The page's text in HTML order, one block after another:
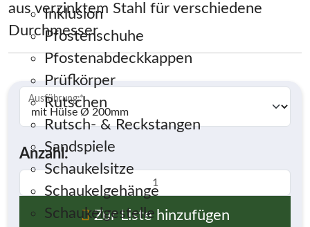
Inklusion
Pfostenschuhe
Pfostenabdeckkappen
Prüfkörper
Rutschen
Rutsch- & Reckstangen
Sandspiele
Schaukelsitze
Schaukelgehänge
Schaukelgestelle
aus verzinktem Stahl für verschiedene
Durchmesser
Ausführung:*
Anzahl:
Zur Liste hinzufügen